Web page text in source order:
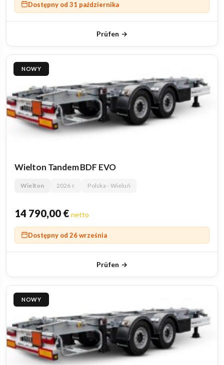
Dostępny od 31 października
Prüfen →
NOWY
Wielton Tandem BDF EVO
Wielton 2026 r. Polska - Wieluń
14 790,00 € netto
Dostępny od 26 września
Prüfen →
NOWY